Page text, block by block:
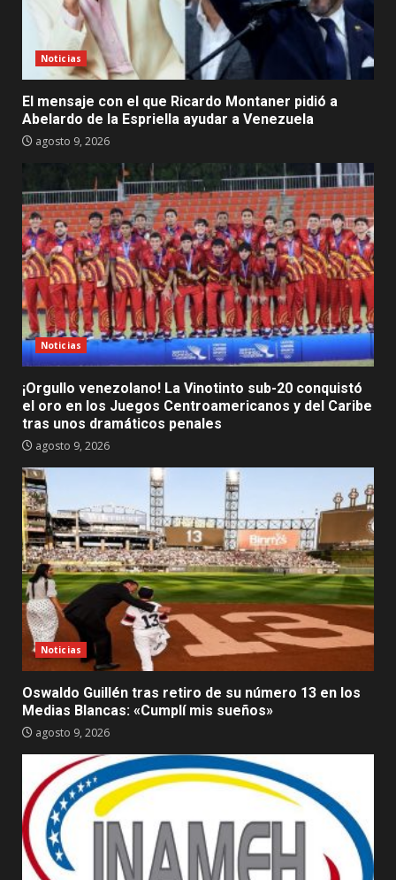
Noticias
El mensaje con el que Ricardo Montaner pidió a
Abelardo de la Espriella ayudar a Venezuela
agosto 9, 2026
Noticias
¡Orgullo venezolano! La Vinotinto sub-20 conquistó
el oro en los Juegos Centroamericanos y del Caribe
tras unos dramáticos penales
agosto 9, 2026
Noticias
Oswaldo Guillén tras retiro de su número 13 en los
Medias Blancas: «Cumplí mis sueños»
agosto 9, 2026